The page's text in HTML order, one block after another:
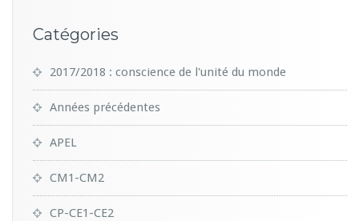
Catégories
2017/2018 : conscience de l'unité du monde
Années précédentes
APEL
CM1-CM2
CP-CE1-CE2